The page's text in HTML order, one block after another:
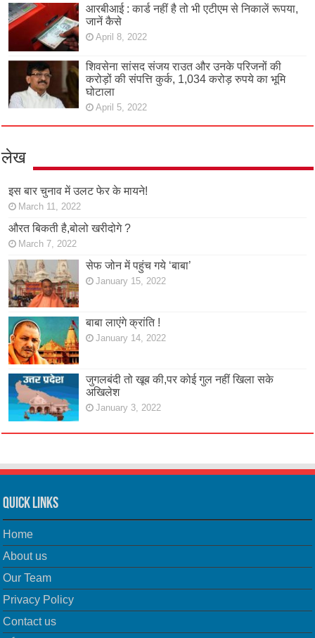
आरबीआई : कार्ड नहीं है तो भी एटीएम से निकालें रूपया,
जानें कैसे
April 8, 2022
शिवसेना सांसद संजय राउत और उनके परिजनों की
करोड़ों की संपत्ति कुर्क, 1,034 करोड़ रुपये का भूमि
घोटाला
April 5, 2022
लेख
इस बार चुनाव में उलट फेर के मायने!
March 11, 2022
औरत बिकती है,बोलो खरीदोगे ?
March 7, 2022
सेफ जोन में पहुंच गये ‘बाबा’
January 15, 2022
बाबा लाएंगे क्रांति !
January 14, 2022
जुगलबंदी तो खूब की,पर कोई गुल नहीं खिला सके
अखिलेश
January 3, 2022
Quick Links
Home
About us
Our Team
Privacy Policy
Contact us